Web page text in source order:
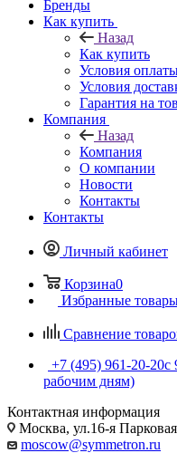
Бренды
Как купить
Назад
Как купить
Условия
Условия
Гарантия на
Компания
Назад
Компания
О компании
Новости
Контакты
Контакты
Личный кабинет
Корзина0
Избранные
Сравнение
+7 (495) 961-20-20с
рабочим дням)
Контактная информация
Москва, ул.16-я
moscow@symmetron.ru